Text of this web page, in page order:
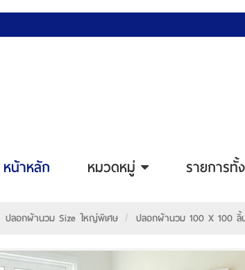
หน้าหลัก หมวดหมู่ รายการทั้
ปลอกผ้านวม Size ใหญ่พิเศษ ปลอกผ้านวม 100 X 100